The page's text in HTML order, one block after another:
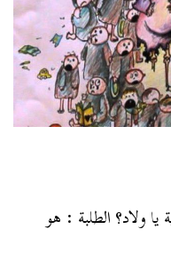
يا ولاد؟ الطلبة : هو